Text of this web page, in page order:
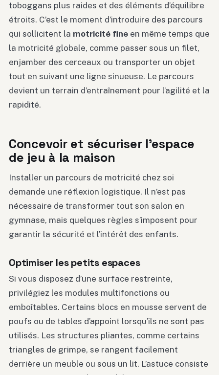
toboggans plus raides et des éléments d’équilibre
étroits. C’est le moment d’introduire des parcours
qui sollicitent la motricité fine en même temps que
la motricité globale, comme passer sous un filet,
enjamber des cerceaux ou transporter un objet
tout en suivant une ligne sinueuse. Le parcours
devient un terrain d’entraînement pour l’agilité et la
rapidité.
Concevoir et sécuriser l’espace
de jeu à la maison
Installer un parcours de motricité chez soi
demande une réflexion logistique. Il n’est pas
nécessaire de transformer tout son salon en
gymnase, mais quelques règles s’imposent pour
garantir la sécurité et l’intérêt des enfants.
Optimiser les petits espaces
Si vous disposez d’une surface restreinte,
privilégiez les modules multifonctions ou
emboîtables. Certains blocs en mousse servent de
poufs ou de tables d’appoint lorsqu’ils ne sont pas
utilisés. Les structures pliantes, comme certains
triangles de grimpe, se rangent facilement
derrière un meuble ou sous un lit. L’astuce consiste